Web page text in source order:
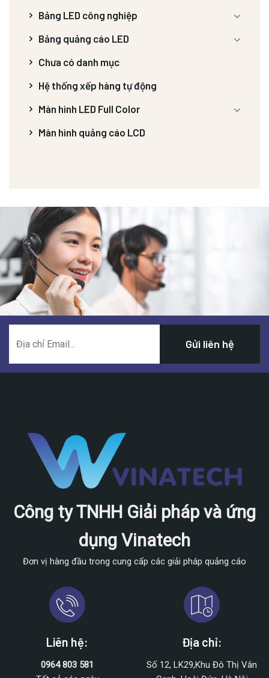
Bảng LED công nghiệp
Bảng quảng cáo LED
Chưa có danh mục
Hệ thống xếp hàng tự động
Màn hình LED Full Color
Màn hình quảng cáo LCD
Công ty TNHH Giải pháp và ứng
dụng Vinatech
Đơn vị hàng đầu trong cung cấp các giải pháp quảng cáo
Liên hệ:
0964 803 581
Địa chỉ:
Số 12, LK29,Khu Đô Thị Vân